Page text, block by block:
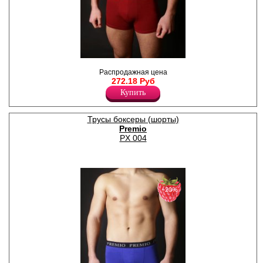
выше 30 градусов.
Лайкра 5%
Хлопок 95%
по поясу жаккардовая
резинка с надписью " Premio"
Лайкра 5%
Хлопок 95%
Распродажная цена
272.18 Руб
Купить
Трусы боксеры (шорты)
Premio
PX 004
−20%